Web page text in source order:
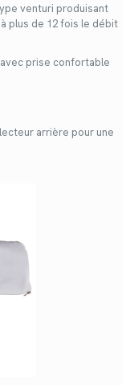
venturi produisant
plus de 12 fois le débit
prise confortable
arrière pour une